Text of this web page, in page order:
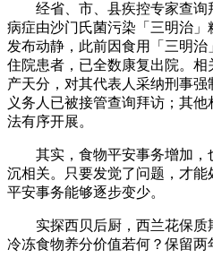
经省、市、县疾控专家查询
病症由沙门氏菌污染「三明治」
发布动静，此前因食用「三明治
住院患者，已全数康复出院。
产天分，对其代表人采纳刑事
义务人已被接管查询拜访；其
法有序开展。
其实，食物平安事务增加，
沉相关。只要发觉了问题，才能
平安事务能够逐步变少。
实探西贝后厨，西兰花保质
冷冻食物养分价值若何？保留两